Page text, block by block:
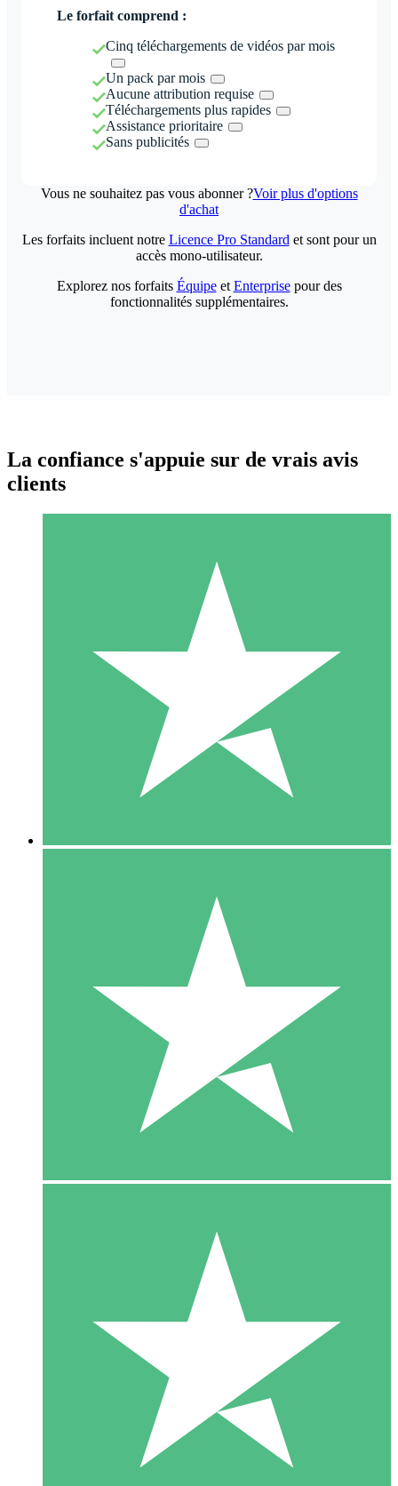
Le forfait comprend :
Cinq téléchargements de vidéos par mois
Un pack par mois
Aucune attribution requise
Téléchargements plus rapides
Assistance prioritaire
Sans publicités
Vous ne souhaitez pas vous abonner ?Voir plus d'options
d'achat
Packs de Crédits Individuels
Payez à l'utilisation avec des crédits de téléchargement. Sans
1 Téléchargement
10 00
10 Téléchargements
20 00
Les forfaits incluent notre Licence Pro Standard et sont pour un
accès mono-utilisateur.
Explorez nos forfaits Équipeet Enterprisepour des
fonctionnalités supplémentaires.
La confiance s'appuie sur de vrais avis
clients